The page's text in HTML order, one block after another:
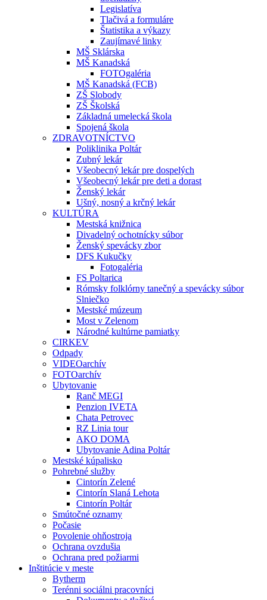
Legislatíva
Tlačivá a formuláre
Štatistika a výkazy
Zaujímavé linky
MŠ Sklárska
MŠ Kanadská
FOTOgaléria
MŠ Kanadská (FCB)
ZŠ Slobody
ZŠ Školská
Základná umelecká škola
Spojená škola
ZDRAVOTNÍCTVO
Poliklinika Poltár
Zubný lekár
Všeobecný lekár pre dospelých
Všeobecný lekár pre deti a dorast
Ženský lekár
Ušný, nosný a krčný lekár
KULTÚRA
Mestská knižnica
Divadelný ochotnícky súbor
Ženský spevácky zbor
DFS Kukučky
Fotogaléria
FS Poltarica
Rómsky folklórny tanečný a spevácky súbor
Slniečko
Mestské múzeum
Most v Zelenom
Národné kultúrne pamiatky
CIRKEV
Odpady
VIDEOarchív
FOTOarchív
Ubytovanie
Ranč MEGI
Penzion IVETA
Chata Petrovec
RZ Linia tour
AKO DOMA
Ubytovanie Adina Poltár
Mestské kúpalisko
Pohrebné služby
Cintorín Zelené
Cintorín Slaná Lehota
Cintorín Poltár
Smútočné oznamy
Počasie
Povolenie ohňostroja
Ochrana ovzdušia
Ochrana pred požiarmi
Inštitúcie v meste
Bytherm
Terénni sociálni pracovníci